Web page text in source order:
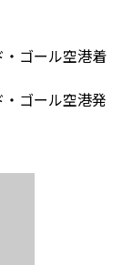
ゴール空港着
ゴール空港発